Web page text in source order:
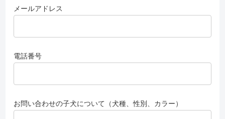
メールアドレス
電話番号
お問い合わせの子犬について（犬種、性別、カラー）